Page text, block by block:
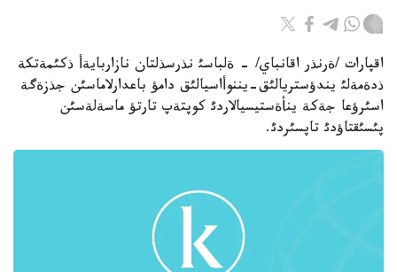
اقپارات /ةرنذر اقانباي/ - ةلباسئ نذرسذلتان نازاربايةأ ذكئمةتكة
ذدةمةلئ يندؤستريالئق-يننوأاسيالئق دامؤ باعدارلاماسئن جذزةگة
اسئرؤعا جةكة ينأةستيسيالاردئ كوپتةپ تارتؤ ماسةلةسئن
پئسئقتاؤدئ تاپسئردئ.